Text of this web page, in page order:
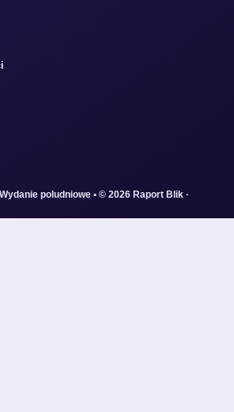
poludniowe • © 2026 Raport Blik ·